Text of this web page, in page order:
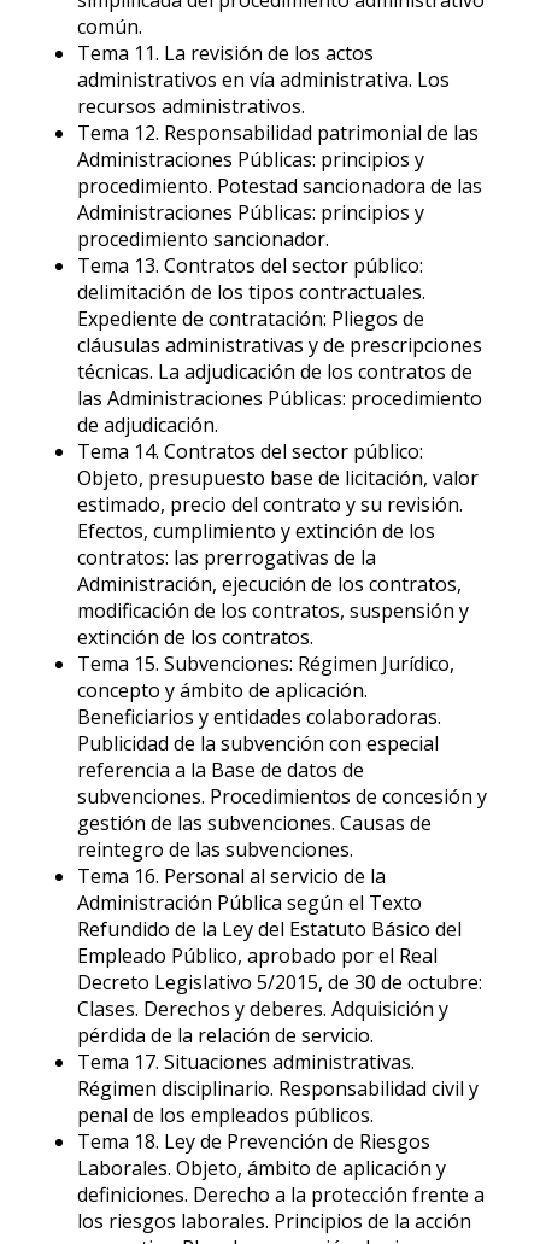
común.
Tema 11. La revisión de los actos
administrativos en vía administrativa. Los
recursos administrativos.
Tema 12. Responsabilidad patrimonial de las
Administraciones Públicas: principios y
procedimiento. Potestad sancionadora de las
Administraciones Públicas: principios y
procedimiento sancionador.
Tema 13. Contratos del sector público:
delimitación de los tipos contractuales.
Expediente de contratación: Pliegos de
cláusulas administrativas y de prescripciones
técnicas. La adjudicación de los contratos de
las Administraciones Públicas: procedimiento
de adjudicación.
Tema 14. Contratos del sector público:
Objeto, presupuesto base de licitación, valor
estimado, precio del contrato y su revisión.
Efectos, cumplimiento y extinción de los
contratos: las prerrogativas de la
Administración, ejecución de los contratos,
modificación de los contratos, suspensión y
extinción de los contratos.
Tema 15. Subvenciones: Régimen Jurídico,
concepto y ámbito de aplicación.
Beneficiarios y entidades colaboradoras.
Publicidad de la subvención con especial
referencia a la Base de datos de
subvenciones. Procedimientos de concesión y
gestión de las subvenciones. Causas de
reintegro de las subvenciones.
Tema 16. Personal al servicio de la
Administración Pública según el Texto
Refundido de la Ley del Estatuto Básico del
Empleado Público, aprobado por el Real
Decreto Legislativo 5/2015, de 30 de octubre:
Clases. Derechos y deberes. Adquisición y
pérdida de la relación de servicio.
Tema 17. Situaciones administrativas.
Régimen disciplinario. Responsabilidad civil y
penal de los empleados públicos.
Tema 18. Ley de Prevención de Riesgos
Laborales. Objeto, ámbito de aplicación y
definiciones. Derecho a la protección frente a
los riesgos laborales. Principios de la acción